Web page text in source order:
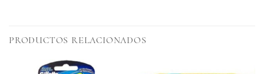
PRODUCTOS RELACIONADOS